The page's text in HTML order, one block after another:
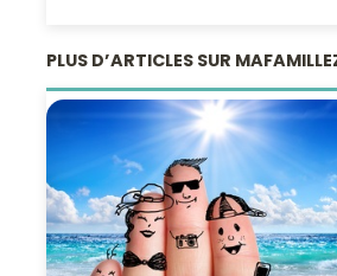
PLUS D’ARTICLES SUR